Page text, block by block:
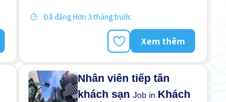
Đã đăng Hơn 3 tháng trước
Xem thêm
Nhân viên tiếp tân
khách sạnJob in Khách